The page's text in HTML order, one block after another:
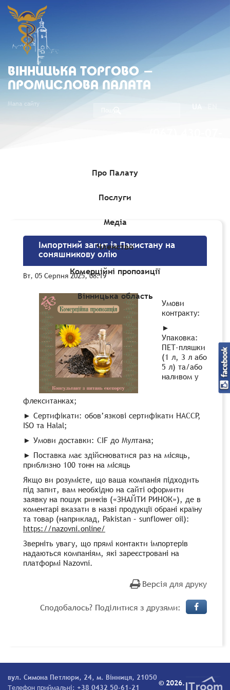
ВIННИЦЬКА ТОРГОВО -
ПРОМИСЛОВА ПАЛАТА
Мапа сайту
Про Палату
Послуги
Медіа
Членство
Комерційні пропозиції
Вінницька область
Комерційні пропозиції»Імпортний запит із
Імпортний запит із Пакистану на
соняшникову олію
Вт, 05 Серпня 2025, 08:19
Умови
контракту:
►
Упаковка:
ПЕТ-пляшки
(1 л, 3 л або
5 л) та/або
наливом у
флекситанках;
► Сертифікати: обов’язкові сертифікати HACCP,
ISO та Halal;
► Умови доставки: CIF до Мултана;
► Поставка має здійснюватися раз на місяць,
приблизно 100 тонн на місяць
Якщо ви розумієте, що ваша компанія підходить
під запит, вам необхідно на сайті оформити
заявку на пошук ринків («ЗНАЙТИ РИНОК»), де в
коментарі вказати в назві продукції обрані країну
та товар (наприклад, Pakistan – sunflower oil):
https://nazovni.online/
Зверніть увагу, що прямі контакти імпортерів
надаються компаніям, які зареєстровані на
платформі Nazovni.
Версія для друку
Сподобалось? Поділитися з друзями:
вул. Симона Петлюри, 24, м. Вінниця, 21050
Телефон приймальні: +38 0432 50-61-21 © 2026.